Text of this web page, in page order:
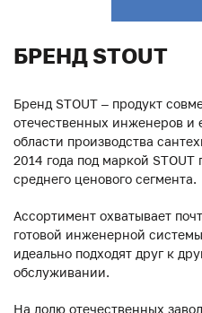
БРЕНД STOUT
Бренд STOUT – продукт
отечественных инженеров и
области производства
2014 года под маркой
среднего ценового сегмента.
Ассортимент охватывает
готовой инженерной
идеально подходят друг к
обслуживании.
На долю отечественных